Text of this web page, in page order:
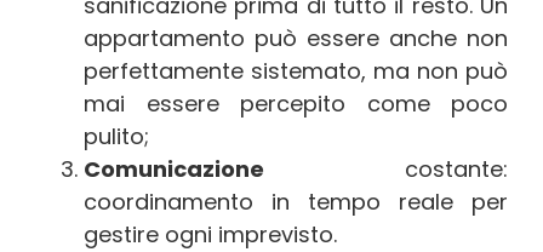
appartamento può essere anche non
perfettamente sistemato, ma non può
mai essere percepito come poco
pulito;
Comunicazione costante:
coordinamento in tempo reale per
gestire ogni imprevisto.